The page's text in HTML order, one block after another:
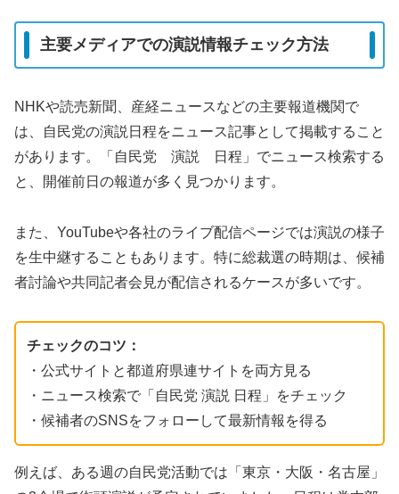
主要メディアでの演説情報チェック方法
NHKや読売新聞、産経ニュースなどの主要報道機関で
は、自民党の演説日程をニュース記事として掲載すること
があります。「自民党 演説 日程」でニュース検索する
と、開催前日の報道が多く見つかります。
また、YouTubeや各社のライブ配信ページでは演説の様子
を生中継することもあります。特に総裁選の時期は、候補
者討論や共同記者会見が配信されるケースが多いです。
チェックのコツ：
・公式サイトと都道府県連サイトを両方見る
・ニュース検索で「自民党 演説 日程」をチェック
・候補者のSNSをフォローして最新情報を得る
例えば、ある週の自民党活動では「東京・大阪・名古屋」